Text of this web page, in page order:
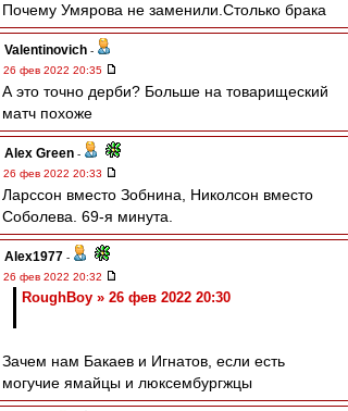
Почему Умярова не заменили.Столько брака
Valentinovich -
26 фев 2022 20:35
А это точно дерби? Больше на товарищеский
матч похоже
Alex Green -
26 фев 2022 20:33
Ларссон вместо Зобнина, Николсон вместо
Соболева. 69-я минута.
Alex1977 -
26 фев 2022 20:32
RoughBoy » 26 фев 2022 20:30
Зачем нам Бакаев и Игнатов, если есть
могучие ямайцы и люксембургжцы